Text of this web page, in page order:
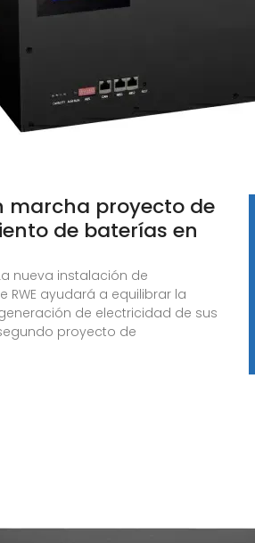
marcha proyecto de
de baterías en
nueva instalación de
ayudará a equilibrar la
de electricidad de sus
proyecto de